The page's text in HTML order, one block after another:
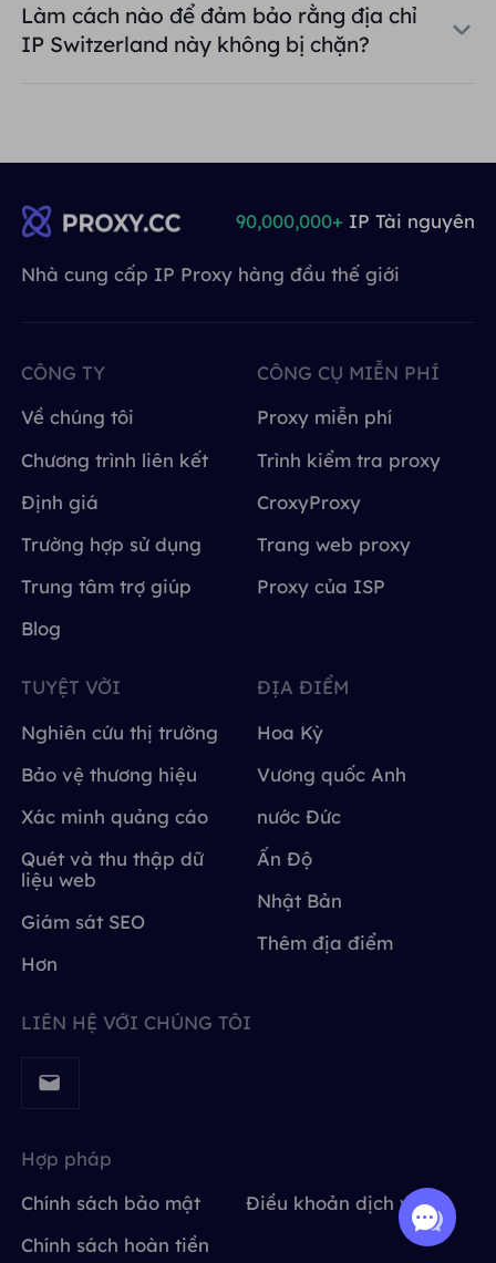
Làm cách nào để đảm bảo rằng địa chỉ
IP Switzerland này không bị chặn?
Nhà cung cấp IP Proxy hàng đầu thế giới
90,000,000+ IP Tài nguyên
CÔNG TY
Về chúng tôi
Chương trình liên kết
Định giá
Trường hợp sử dụng
Trung tâm trợ giúp
Blog
CÔNG CỤ MIỄN PHÍ
Proxy miễn phí
Trình kiểm tra proxy
CroxyProxy
Trang web proxy
Proxy của ISP
TUYỆT VỜI
Nghiên cứu thị trường
Bảo vệ thương hiệu
Xác minh quảng cáo
Quét và thu thập dữ
liệu web
Giám sát SEO
Hơn
ĐỊA ĐIỂM
Hoa Kỳ
Vương quốc Anh
nước Đức
Ấn Độ
Nhật Bản
Thêm địa điểm
LIÊN HỆ VỚI CHÚNG TÔI
Hợp pháp
Chính sách bảo mật
Điều khoản dịch vụ
Chính sách hoàn tiền